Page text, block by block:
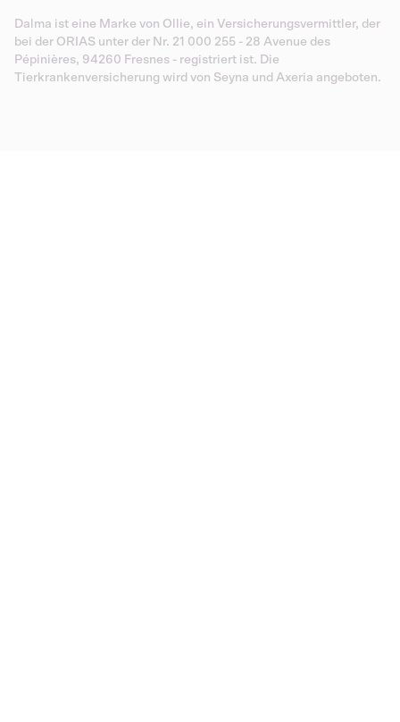
Dalma ist eine Marke von Ollie, ein Versicherungsvermittler, der
bei der ORIAS unter der Nr. 21 000 255 - 28 Avenue des
Pépinières, 94260 Fresnes - registriert ist. Die
Tierkrankenversicherung wird von Seyna und Axeria angeboten.